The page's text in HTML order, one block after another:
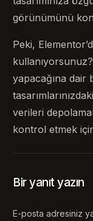
görünümünü
Peki,
yapacağına dair
verileri
kontrol etmek
Bir yanıt yazın
E-posta adresiniz